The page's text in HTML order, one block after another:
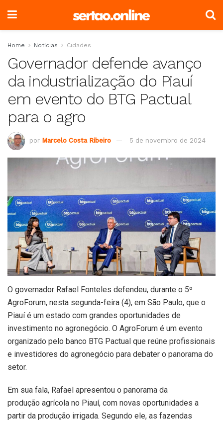
Home Notícias Cidades
Governador defende avanço
da industrialização do Piauí
em evento do BTG Pactual
para o agro
por Marcelo Costa Ribeiro 5 de novembro de 2024
O governador Rafael Fonteles defendeu, durante o 5º
AgroForum, nesta segunda-feira (4), em São Paulo, que o
Piauí é um estado com grandes oportunidades de
investimento no agronegócio. O AgroForum é um evento
organizado pelo banco BTG Pactual que reúne profissionais
e investidores do agronegócio para debater o panorama do
setor.
Em sua fala, Rafael apresentou o panorama da
produção agrícola no Piauí, com novas oportunidades a
partir da produção irrigada. Segundo ele, as fazendas